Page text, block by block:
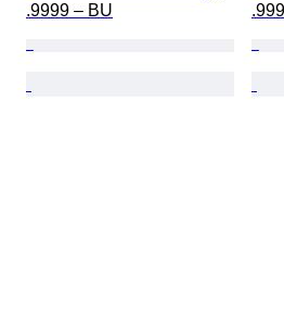
.9999 – BU